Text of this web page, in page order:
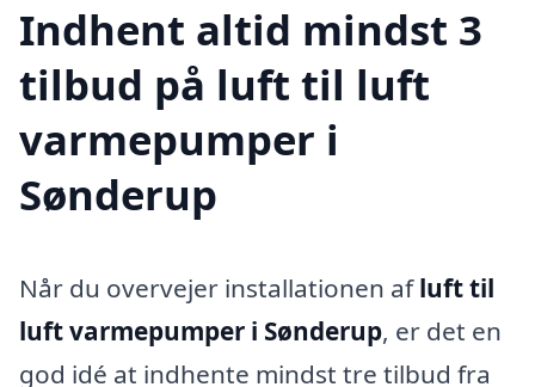
Indhent altid mindst 3
tilbud på luft til luft
varmepumper i
Sønderup
Når du overvejer installationen afluft til
luft varmepumper i Sønderup, er det en
god idé at indhente mindst tre tilbud fra